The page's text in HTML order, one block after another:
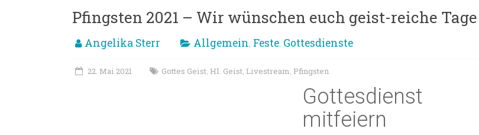
Pfingsten 2021 – Wir wünschen euch geist-reiche Tage
Angelika Sterr Allgemein, Feste, Gottesdienste
22. Mai 2021 Gottes Geist, Hl. Geist, Livestream, Pfingsten
Gottesdienst
mitfeiern